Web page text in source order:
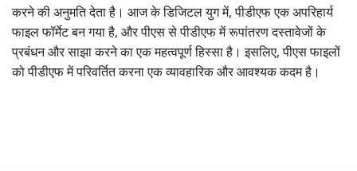
करने की अनुमति देता है। आज के डिजिटल युग में, पीडीएफ एक अपरिहार्य
फाइल फॉर्मेट बन गया है, और पीएस से पीडीएफ में रूपांतरण दस्तावेजों के
प्रबंधन और साझा करने का एक महत्वपूर्ण हिस्सा है। इसलिए, पीएस फाइलों
को पीडीएफ में परिवर्तित करना एक व्यावहारिक और आवश्यक कदम है।